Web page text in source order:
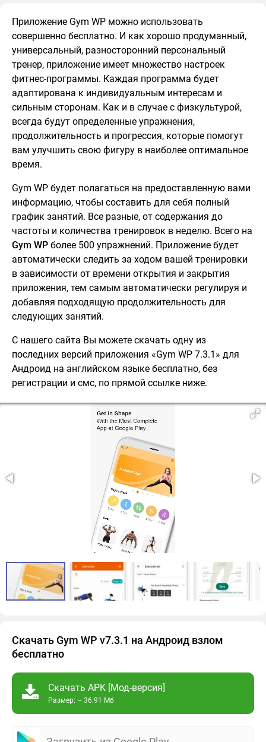
Приложение Gym WP можно использовать
совершенно бесплатно. И как хорошо продуманный,
универсальный, разносторонний персональный
тренер, приложение имеет множество настроек
фитнес-программы. Каждая программа будет
адаптирована к индивидуальным интересам и
сильным сторонам. Как и в случае с физкультурой,
всегда будут определенные упражнения,
продолжительность и прогрессия, которые помогут
вам улучшить свою фигуру в наиболее оптимальное
время.
Gym WP будет полагаться на предоставленную вами
информацию, чтобы составить для себя полный
график занятий. Все разные, от содержания до
частоты и количества тренировок в неделю. Всего на
Gym WP более 500 упражнений. Приложение будет
автоматически следить за ходом вашей тренировки
в зависимости от времени открытия и закрытия
приложения, тем самым автоматически регулируя и
добавляя подходящую продолжительность для
следующих занятий.
С нашего сайта Вы можете скачать одну из
последних версий приложения «Gym WP 7.3.1» для
Андроид на английском языке бесплатно, без
регистрации и смс, по прямой ссылке ниже.
Скачать Gym WP v7.3.1 на Андроид взлом
бесплатно
Скачать APK [Мод-версия]
Размер: ~ 36.91 Мб